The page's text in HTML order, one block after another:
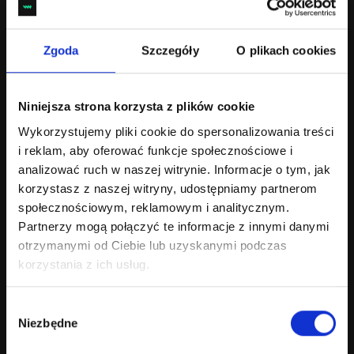
Zgoda Szczegóły O plikach cookies
Niniejsza strona korzysta z plików cookie
Wykorzystujemy pliki cookie do spersonalizowania treści
i reklam, aby oferować funkcje społecznościowe i
analizować ruch w naszej witrynie. Informacje o tym, jak
korzystasz z naszej witryny, udostępniamy partnerom
społecznościowym, reklamowym i analitycznym.
Partnerzy mogą połączyć te informacje z innymi danymi
otrzymanymi od Ciebie lub uzyskanymi podczas
korzystania z ich usług.
zgody
Niezbędne
internetowego - jak zaplanować
e-commerce, który działa i
sprzedaje
Proces tworzenia sklepu internetowego krok po kroku:
i optymalizacja mobilna e-commerce.
czytaj wiecej
20 MAJA 2026
AGENCJA WORDPRESS – SOFTWARE HOUSE WSPARCIE TECHNICZNE